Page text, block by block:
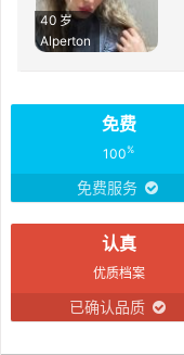
40 岁
Alperton
免费
100%
免费服务
认真
优质档案
已确认品质